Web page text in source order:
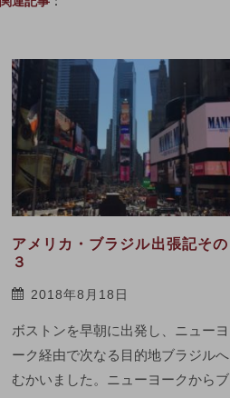
アメリカ・ブラジル出張記その
３
2018年8月18日
ボストンを早朝に出発し、ニューヨ
ーク経由で次なる目的地ブラジルへ
むかいました。ニューヨークからブ